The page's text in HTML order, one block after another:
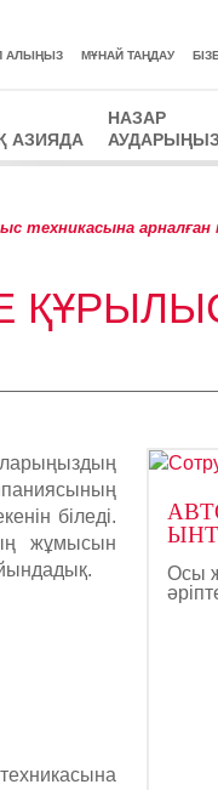
АЛЫҢЫЗ MҰНАЙ ТАҢДАУ
АЗИЯДА
НАЗАР
техникасына арналған
біледі.
жұмысын
Осы